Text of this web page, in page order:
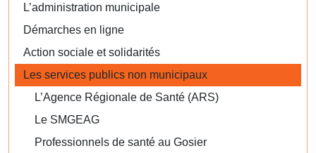
L’administration municipale
Démarches en ligne
Action sociale et solidarités
Les services publics non municipaux
L’Agence Régionale de Santé (ARS)
Le SMGEAG
Professionnels de santé au Gosier